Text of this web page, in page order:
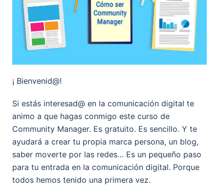
¡ Bienvenid@!
Si estás interesad@ en la comunicación digital te
animo a que hagas conmigo este curso de
Community Manager. Es gratuito. Es sencillo. Y te
ayudará a crear tu propia marca persona, un blog,
saber moverte por las redes… Es un pequeño paso
para tu entrada en la comunicación digital. Porque
todos hemos tenido una primera vez.